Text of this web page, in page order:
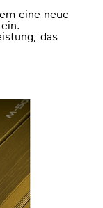
eine neue
das